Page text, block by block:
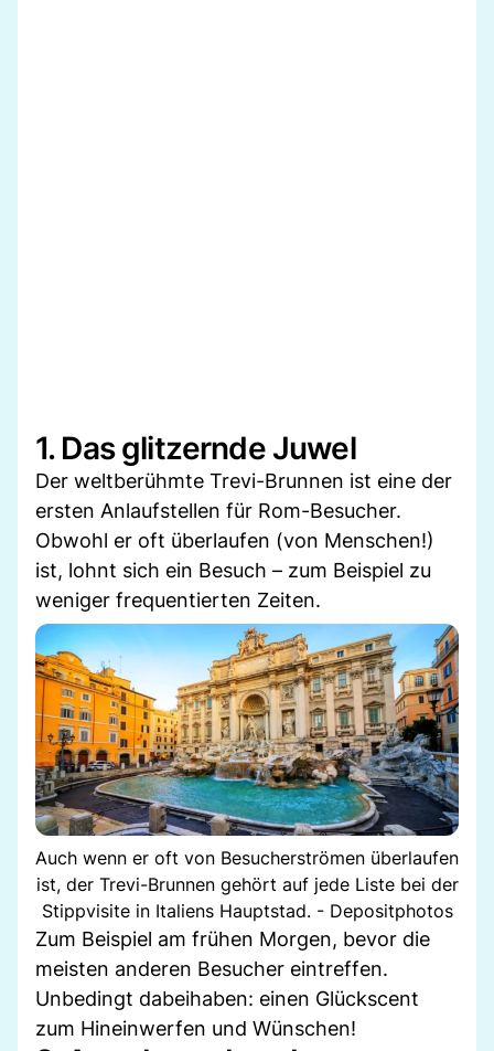
1. Das glitzernde Juwel
Der weltberühmte Trevi-Brunnen ist eine der
ersten Anlaufstellen für Rom-Besucher.
Obwohl er oft überlaufen (von Menschen!)
ist, lohnt sich ein Besuch – zum Beispiel zu
weniger frequentierten Zeiten.
Auch wenn er oft von Besucherströmen überlaufen
ist, der Trevi-Brunnen gehört auf jede Liste bei der
Stippvisite in Italiens Hauptstad. - Depositphotos
Zum Beispiel am frühen Morgen, bevor die
meisten anderen Besucher eintreffen.
Unbedingt dabeihaben: einen Glückscent
zum Hineinwerfen und Wünschen!